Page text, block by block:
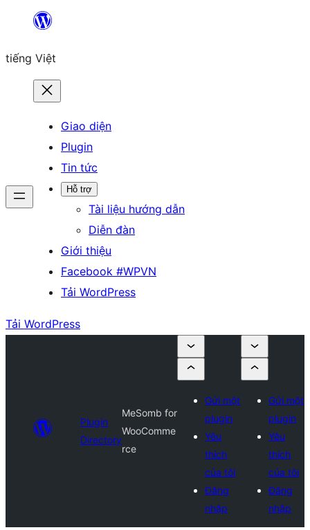
Chuyển
phần
tiếng Việt
Giao diện
Plugin
Tin tức
Hỗ trợ
Tài liệu hướng dẫn
Diễn đàn
Giới thiệu
Facebook #WPVN
Tải WordPress
Tải WordPress
Plugin
Directory
MeSomb for
WooComme
rce
Gửi một
plugin
Yêu
thích
của tôi
Đăng
nhập
Gửi một
plugin
Yêu
thích
của tôi
Đăng
nhập